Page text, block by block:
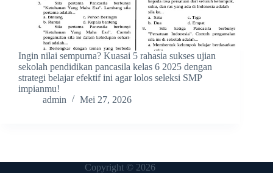
Ingin nilai sempurna? Kuasai 5 rahasia sukses ujian
sekolah pendidikan pancasila kelas 6 2025 dengan
strategi belajar efektif ini agar lolos seleksi SMP
impianmu!
admin
Mei 27, 2026
Copyright © 2026